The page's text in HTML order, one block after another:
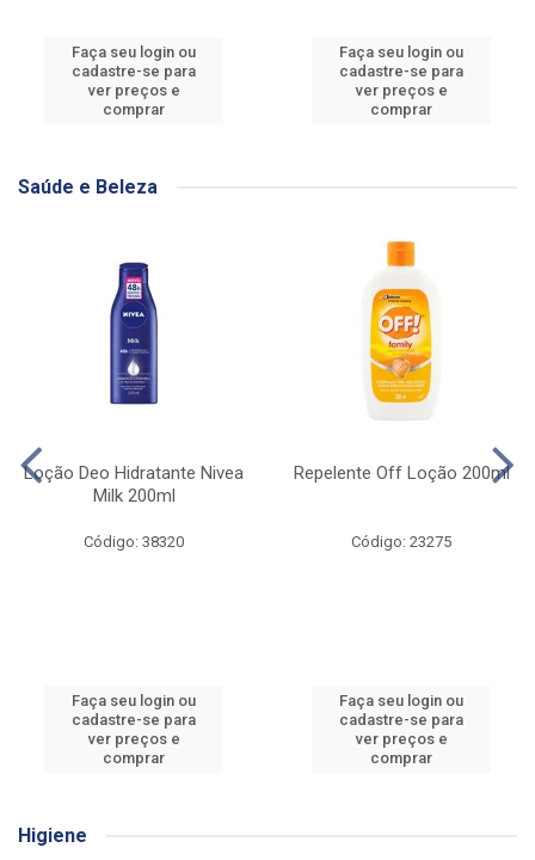
Faça seu login ou
cadastre-se para
ver preços e
comprar
Faça seu login ou
cadastre-se para
ver preços e
comprar
Saúde e Beleza
Loção Deo Hidratante Nivea
Milk 200ml
Código: 38320
Faça seu login ou
cadastre-se para
ver preços e
comprar
Repelente Off Loção 200ml
Código: 23275
Faça seu login ou
cadastre-se para
ver preços e
comprar
Higiene